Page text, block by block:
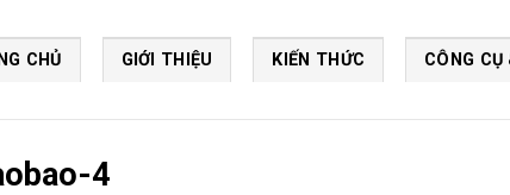
CHỦ GIỚI THIỆU KIẾN THỨC CÔNG CỤ
4